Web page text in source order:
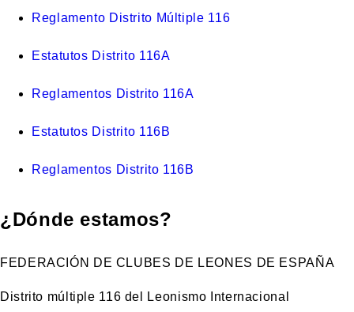
Reglamento Distrito Múltiple 116
Estatutos Distrito 116A
Reglamentos Distrito 116A
Estatutos Distrito 116B
Reglamentos Distrito 116B
¿Dónde estamos?
FEDERACIÓN DE CLUBES DE LEONES DE ESPAÑA
Distrito múltiple 116 del Leonismo Internacional